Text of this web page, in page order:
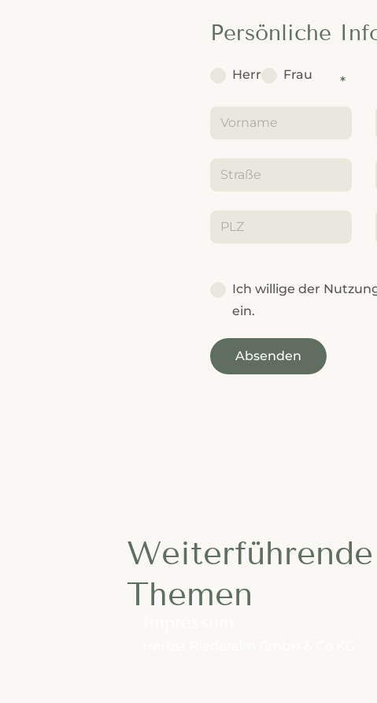
Persönliche
Herr Frau
Ich willige der
ein.
Absenden
Weiterführende
Themen